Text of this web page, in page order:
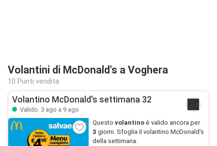
Volantini di McDonald's a Voghera
10 Punti vendita
Volantino McDonald's settimana 32
Valido: 3 ago a 9 ago
Questo volantinoè valido ancora per
3 giorni. Sfoglia il volantino McDonald's
della settimana.